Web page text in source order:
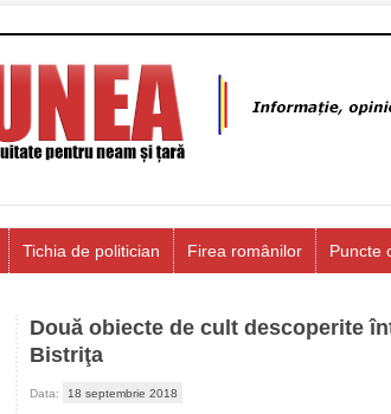
Tichia de politician Firea românilor Puncte
Două obiecte de cult descoperite
Bistriţa
Data: 18 septembrie 2018